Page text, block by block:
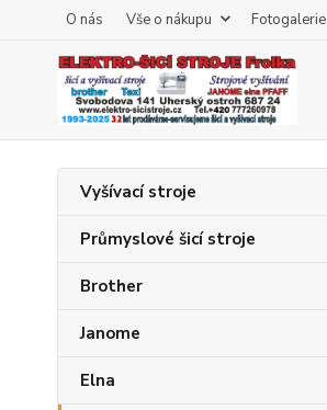
O nás Vše o nákupu Fotogalerie
Vyšívací stroje
Průmyslové šicí stroje
Brother
Janome
Elna